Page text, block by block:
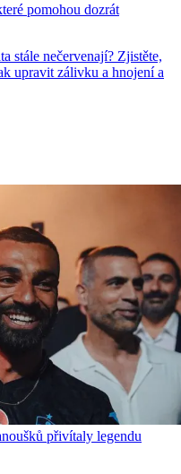
pomohou dozrát
stále nečervenají? Zjistěte,
upravit zálivku a hnojení a
přivítaly legendu